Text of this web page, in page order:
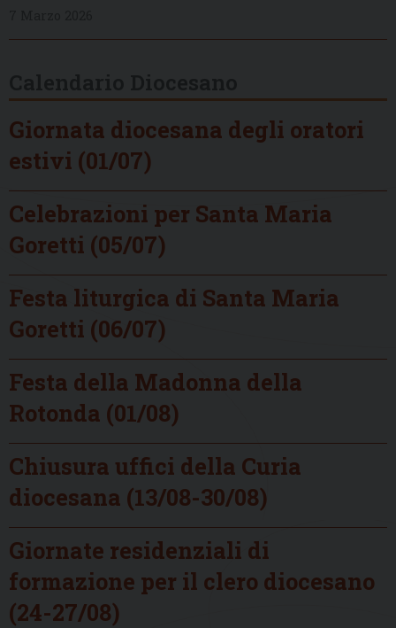
Giornata diocesana degli oratori
estivi (01/07)
Celebrazioni per Santa Maria
Goretti (05/07)
Festa liturgica di Santa Maria
Goretti (06/07)
Festa della Madonna della
Rotonda (01/08)
Chiusura uffici della Curia
diocesana (13/08-30/08)
Giornate residenziali di
formazione per il clero diocesano
(24-27/08)